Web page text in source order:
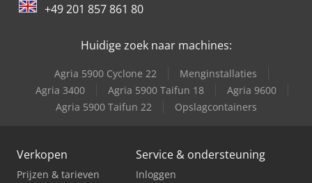
+49 201 857 861 80
Huidige zoek naar machines:
Agria 5900 Cyclone 22
Menginstallaties
Agria 3400
Agria 5900 Taifun 18
Agria 9600
Agria 5900 Taifun 22
Opslagcontainers
Verkopen
Prijzen & tarieven
Service & ondersteuning
Inloggen